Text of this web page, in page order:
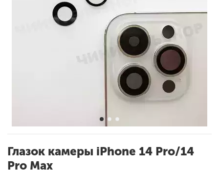
Глазок камеры iPhone 14 Pro/14
Pro Max